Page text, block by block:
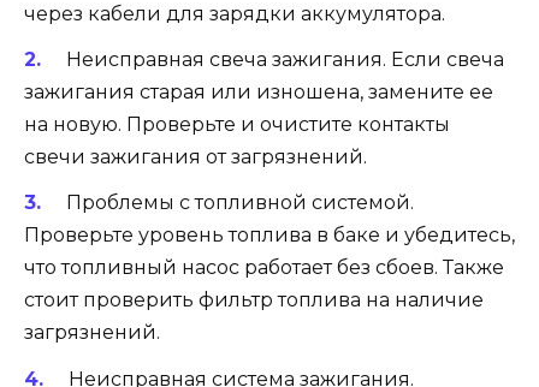
через кабели для зарядки аккумулятора.
Неисправная свеча зажигания. Если свеча
зажигания старая или изношена, замените ее
на новую. Проверьте и очистите контакты
свечи зажигания от загрязнений.
Проблемы с топливной системой.
Проверьте уровень топлива в баке и убедитесь,
что топливный насос работает без сбоев. Также
стоит проверить фильтр топлива на наличие
загрязнений.
Неисправная система зажигания.